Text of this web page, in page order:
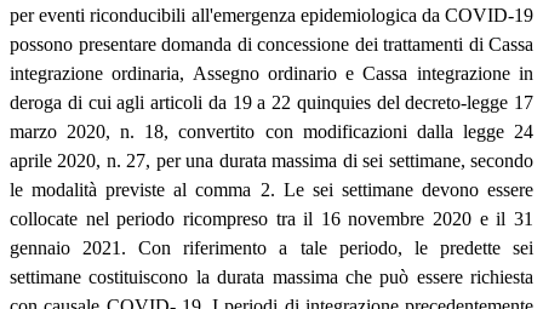
per eventi riconducibili all'emergenza epidemiologica da COVID-19
possono presentare domanda di concessione dei trattamenti di Cassa
integrazione ordinaria, Assegno ordinario e Cassa integrazione in
deroga di cui agli articoli da 19 a 22 quinquies del decreto-legge 17
marzo 2020, n. 18, convertito con modificazioni dalla legge 24
aprile 2020, n. 27, per una durata massima di sei settimane, secondo
le modalità previste al comma 2. Le sei settimane devono essere
collocate nel periodo ricompreso tra il 16 novembre 2020 e il 31
gennaio 2021. Con riferimento a tale periodo, le predette sei
settimane costituiscono la durata massima che può essere richiesta